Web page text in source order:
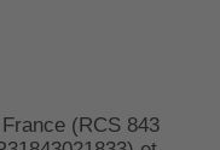
(RCS 843